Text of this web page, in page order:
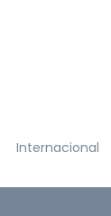
Internacional